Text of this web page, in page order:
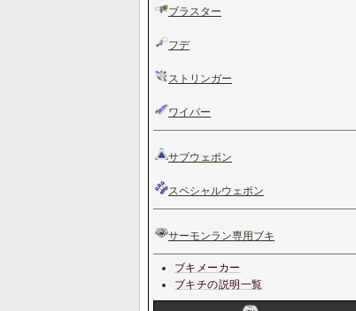
ブラスター
フデ
ストリンガー
ワイパー
サブウェポン
スペシャルウェポン
サーモンラン専用ブキ
ブキメーカー
ブキチの説明一覧